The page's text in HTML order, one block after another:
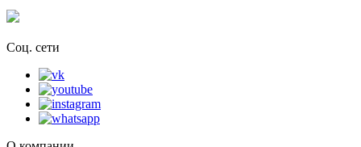
Соц. сети